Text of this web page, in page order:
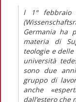
l 1° febbraio
Germania ha
materia di
teologie e
università
sono due
gruppo di
anche
dall’estero che